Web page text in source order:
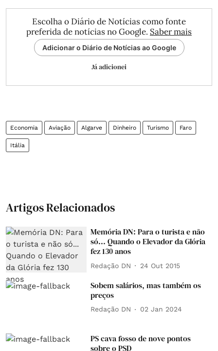
Escolha o Diário de Notícias como fonte
preferida de notícias no Google. Saber mais
Adicionar o Diário de Notícias ao Google
Já adicionei
Economia Aviação Algarve Dinheiro Turismo Faro
Itália
Artigos Relacionados
Memória DN: Para o turista e não
só... Quando o Elevador da Glória
fez 130 anos
Redação DN 24 Out 2015
Sobem salários, mas também os
preços
Redação DN 02 Jan 2024
PS cava fosso de nove pontos
sobre o PSD